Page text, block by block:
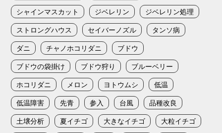
シャインマスカット
ジベレリン
ジベレリン処理
ストロングハウス
セイバーノズル
タンソ病
ダニ
チャノホコリダニ
ブドウ
ブドウの袋掛け
ブドウ狩り
ブルーベリー
ホコリダニ
メロン ヨトウムシ
低温
低温障害
先青 参入 台風
品種改良
土壌分析
夏イチゴ 大きなイチゴ
大粒イチゴ